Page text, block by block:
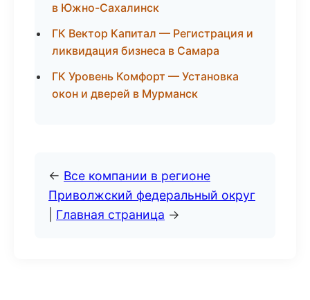
в Южно-Сахалинск
ГК Вектор Капитал — Регистрация и
ликвидация бизнеса в Самара
ГК Уровень Комфорт — Установка
окон и дверей в Мурманск
← Все компании в регионе
Приволжский федеральный округ
Главная страница →